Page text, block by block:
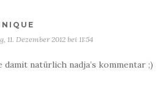
11. Dezember 2012 bei 11:54
damit natürlich nadja’s kommentar ;)